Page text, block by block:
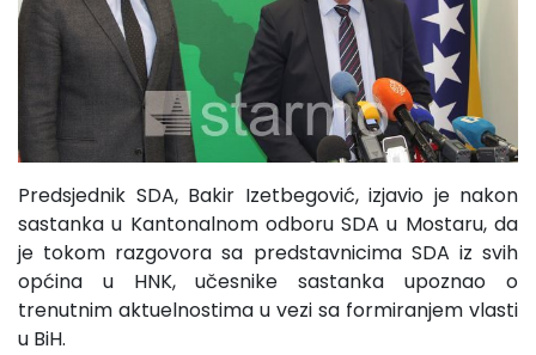
Predsjednik SDA, Bakir Izetbegović, izjavio je nakon
sastanka u Kantonalnom odboru SDA u Mostaru, da
je tokom razgovora sa predstavnicima SDA iz svih
općina u HNK, učesnike sastanka upoznao o
trenutnim aktuelnostima u vezi sa formiranjem vlasti
u BiH.